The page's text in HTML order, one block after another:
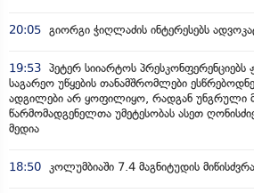
20:05 გიორგი ჭიღლაძის ინტერესებს
19:53 პეტერ სიიარტოს
საგარეო უწყების თანამშრომლები
ადგილები არ ყოფილიყო, რადგან უნგრული
წარმომადგენელთა უმეტესობას ასეთ
მედია
18:50 კოლუმბიაში 7.4 მაგნიტუდის